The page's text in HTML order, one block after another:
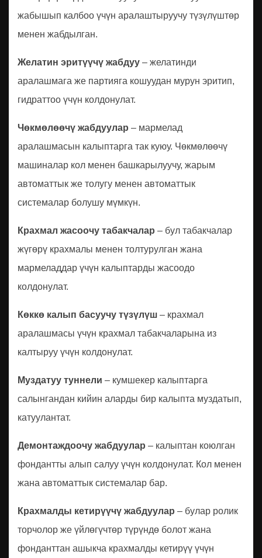
жабышып калбоо үчүн аралаштыруучу түзүлүштөр
менен жабдылган.
Желатин эритүүчү жабдуу – желатинди
аралашмага же партияга кошуудан мурун эритип,
гидраттоо үчүн колдонулат.
Чөкмөлөөчү жабдуулар – мармелад
аралашмасын калыптарга так куюу. Чөкмөлөөчү
машиналар кол менен башкарылуучу, жарым
автоматтык же толугу менен автоматтык
системалар болушу мүмкүн.
Крахмал жасоочу табакчалар – бул табакчалар
жүгөрү крахмалы менен толтурулган жана
мармеладдар үчүн калыптарды жасоодо
колдонулат.
Көккө калып басуучу түзүлүш – крахмал
аралашмасы үчүн крахмал табакчаларына из
калтыруу үчүн колдонулат.
Муздатуу туннели – кумшекер калыптарга
салынгандан кийин аларды бир калыпта муздатып,
катуулантат.
Демонтаждоочу жабдуулар – калыптан коюлган
фондантты алып салуу үчүн колдонулат. Кол менен
жана автоматтык системалар бар.
Крахмалды кетирүүчү жабдуулар – булар ролик
торчолор же үйлөгүчтөр түрүндө болот жана
фонданттан ашыкча крахмалды кетирүү үчүн